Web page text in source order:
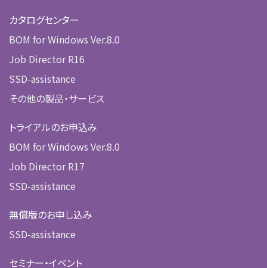
カタログセンター
BOM for Windows Ver.8.0
Job Director R16
SSD-assistance
その他の製品・サービス
トライアルのお申込み
BOM for Windows Ver.8.0
Job Director R17
SSD-assistance
無償版のお申し込み
SSD-assistance
セミナー・イベント